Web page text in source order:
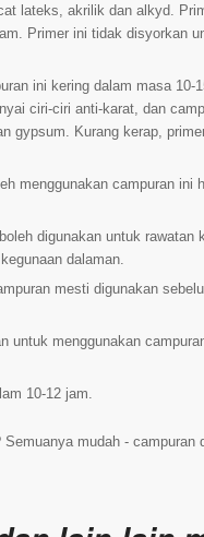
lateks, akrilik dan alkyd.
Primer ini tidak disyorkan
ini kering dalam masa 10-
ciri-ciri anti-karat, dan
gypsum. Kurang kerap,
menggunakan campuran ini
digunakan untuk rawatan
dalaman.
mesti digunakan
untuk menggunakan
10-12 jam.
mudah - campuran